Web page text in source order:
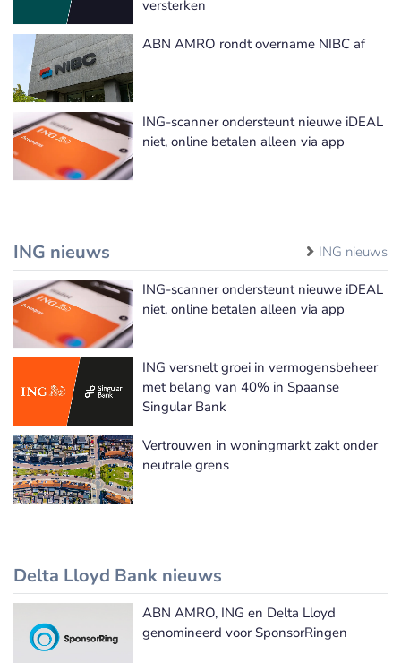
versterken
ABN AMRO rondt overname NIBC af
ING-scanner ondersteunt nieuwe iDEAL
niet, online betalen alleen via app
ING nieuws ING nieuws
ING-scanner ondersteunt nieuwe iDEAL
niet, online betalen alleen via app
ING versnelt groei in vermogensbeheer
met belang van 40% in Spaanse
Singular Bank
Vertrouwen in woningmarkt zakt onder
neutrale grens
Delta Lloyd Bank nieuws
Delta Lloyd Bank nieuws
ABN AMRO, ING en Delta Lloyd
genomineerd voor SponsorRingen